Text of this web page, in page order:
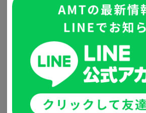
これまで大手コンサルティング会社
用をご依頼されていましたが、目標
費用対効果が見合わない状況にあり
特に小児矯正における集患が低下し
状の広告費の範囲内で新患数を増加
いか、ご相談をいただきました。